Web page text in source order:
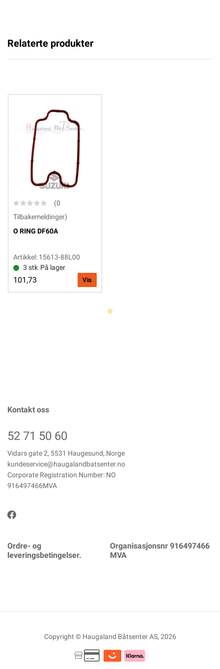
Relaterte produkter
(0
Tilbakemeldinger)
O RING DF60A
Artikkel: 15613-88L00
3 stk På lager
101,73 Vis
Kontakt oss
52 71 50 60
Vidars gate 2, 5531 Haugesund, Norge
kundeservice@haugalandbatsenter.no
Corporate Registration Number: NO
916497466MVA
Ordre- og
leveringsbetingelser.
Organisasjonsnr 916497466
MVA
Copyright © Haugaland Båtsenter AS, 2026